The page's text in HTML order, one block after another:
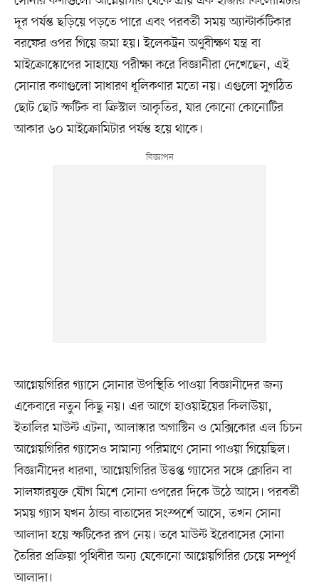
দূর পর্যন্ত ছড়িয়ে পড়তে পারে এবং পরবর্তী সময় অ্যান্টার্কটিকার
বরফের ওপর গিয়ে জমা হয়। ইলেকট্রন অণুবীক্ষণ যন্ত্র বা
মাইক্রোস্কোপের সাহায্যে পরীক্ষা করে বিজ্ঞানীরা দেখেছেন, এই
সোনার কণাগুলো সাধারণ ধূলিকণার মতো নয়। এগুলো সুগঠিত
ছোট ছোট স্ফটিক বা ক্রিস্টাল আকৃতির, যার কোনো কোনোটির
আকার ৬০ মাইক্রোমিটার পর্যন্ত হয়ে থাকে।
আগ্নেয়গিরির গ্যাসে সোনার উপস্থিতি পাওয়া বিজ্ঞানীদের জন্য
একেবারে নতুন কিছু নয়। এর আগে হাওয়াইয়ের কিলাউয়া,
ইতালির মাউন্ট এটনা, আলাস্কার অগাস্টিন ও মেক্সিকোর এল চিচন
আগ্নেয়গিরির গ্যাসেও সামান্য পরিমাণে সোনা পাওয়া গিয়েছিল।
বিজ্ঞানীদের ধারণা, আগ্নেয়গিরির উত্তপ্ত গ্যাসের সঙ্গে ক্লোরিন বা
সালফারযুক্ত যৌগ মিশে সোনা ওপরের দিকে উঠে আসে। পরবর্তী
সময় গ্যাস যখন ঠান্ডা বাতাসের সংস্পর্শে আসে, তখন সোনা
আলাদা হয়ে স্ফটিকের রূপ নেয়। তবে মাউন্ট ইরেবাসের সোনা
তৈরির প্রক্রিয়া পৃথিবীর অন্য যেকোনো আগ্নেয়গিরির চেয়ে সম্পূর্ণ
আলাদা।